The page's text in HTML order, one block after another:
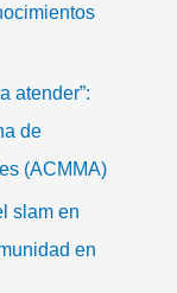
atender”:
de
(ACMMA)
slam en
en